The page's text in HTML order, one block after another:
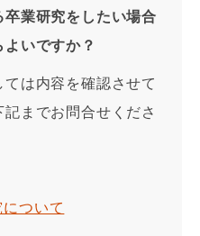
業研究をしたい場合
いですか？
は内容を確認させて
までお問合せくださ
ついて